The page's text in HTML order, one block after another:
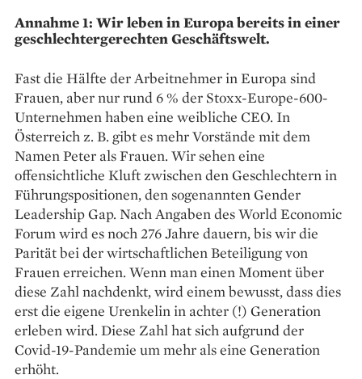
Annahme 1: Wir leben in Europa bereits in einer
geschlechtergerechten Geschäftswelt.
Fast die Hälfte der Arbeitnehmer in Europa sind
Frauen, aber nur rund 6 % der Stoxx-Europe-600-
Unternehmen haben eine weibliche CEO. In
Österreich z. B. gibt es mehr Vorstände mit dem
Namen Peter als Frauen. Wir sehen eine
offensichtliche Kluft zwischen den Geschlechtern in
Führungspositionen, den sogenannten Gender
Leadership Gap. Nach Angaben des World Economic
Forum wird es noch 276 Jahre dauern, bis wir die
Parität bei der wirtschaftlichen Beteiligung von
Frauen erreichen. Wenn man einen Moment über
diese Zahl nachdenkt, wird einem bewusst, dass dies
erst die eigene Urenkelin in achter (!) Generation
erleben wird. Diese Zahl hat sich aufgrund der
Covid-19-Pandemie um mehr als eine Generation
erhöht.